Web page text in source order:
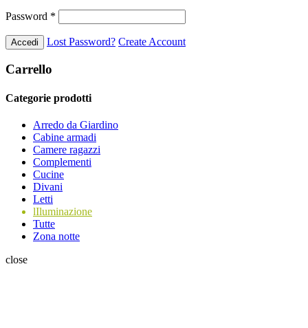
Password *
Lost Password? Create Account
Carrello
Categorie prodotti
Arredo da Giardino
Cabine armadi
Camere ragazzi
Complementi
Cucine
Divani
Letti
lIluminazione
Tutte
Zona notte
close